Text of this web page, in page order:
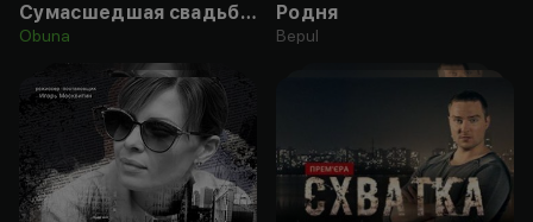
Сумасшедшая свадьба 3
Obuna
Родня
Bepul